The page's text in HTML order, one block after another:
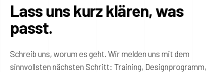
Lass uns kurz klären, was
passt.
Schreib uns, worum es geht. Wir melden uns mit dem
sinnvollsten nächsten Schritt: Training, Designprogramm,